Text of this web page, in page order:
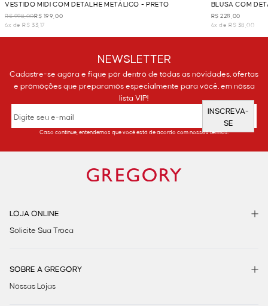
VESTIDO MIDI COM DETALHE METÁLICO - PRETO
R$ 998,00R$ 199,00
6x de R$ 33,17
BLUSA COM
R$ 228,00
6x de R$ 38,00
NEWSLETTER
Cadastre-se agora e fique por dentro de todas as novidades, ofertas
e promoções que preparamos especialmente para você, em nossa
lista VIP!
INSCREVA-
SE
Caso continue, entendemos que você está de acordo com nossos termos.
LOJA ONLINE
Solicite Sua Troca
SOBRE A GREGORY
Nossas Lojas